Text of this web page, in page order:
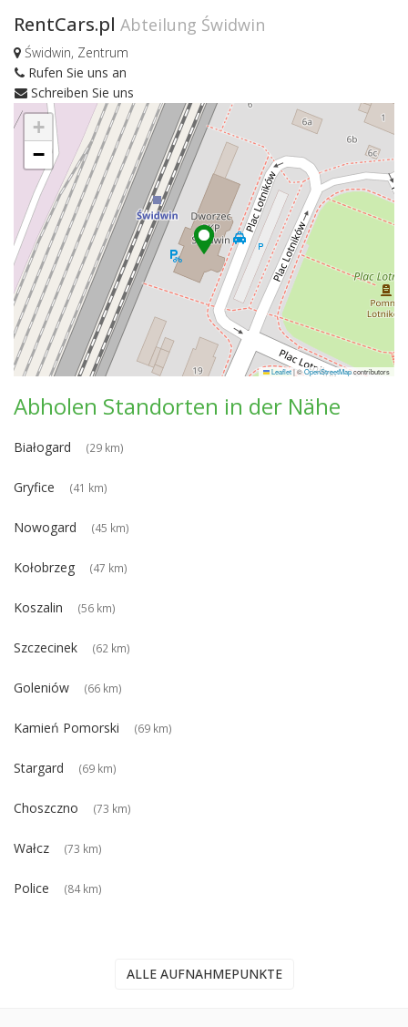
RentCars.pl Abteilung Świdwin
Świdwin, Zentrum
Rufen Sie uns an
Schreiben Sie uns
+
−
Leaflet|©OpenStreetMapcontributors
Abholen Standorten in der Nähe
Białogard (29 km)
Gryfice (41 km)
Nowogard (45 km)
Kołobrzeg (47 km)
Koszalin (56 km)
Szczecinek (62 km)
Goleniów (66 km)
Kamień Pomorski (69 km)
Stargard (69 km)
Choszczno (73 km)
Wałcz (73 km)
Police (84 km)
ALLE AUFNAHMEPUNKTE